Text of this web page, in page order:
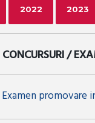
2022 2023
CONCURSURI /
Examen promovare